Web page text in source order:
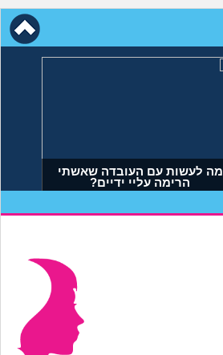
מה לעשות עם העובדה שאשתי
הרימה עליי ידיים?